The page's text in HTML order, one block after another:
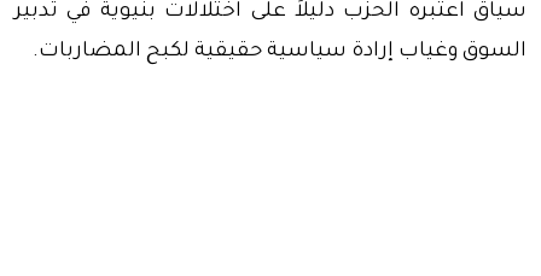
سياق اعتبره الحزب دليلاً على اختلالات بنيوية في تدبير
السوق وغياب إرادة سياسية حقيقية لكبح المضاربات.